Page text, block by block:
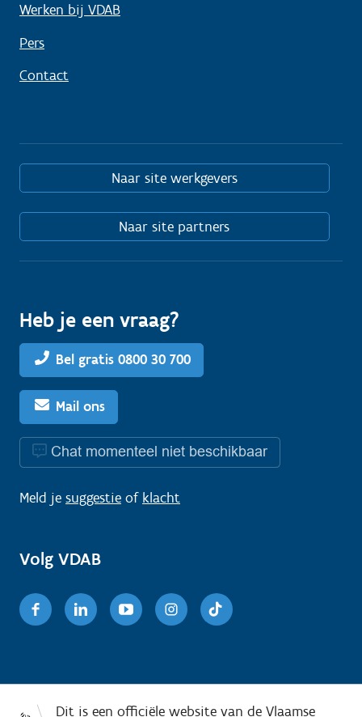
Werken bij VDAB
Pers
Contact
Naar site werkgevers
Naar site partners
Heb je een vraag?
Bel gratis 0800 30 700
Mail ons
Chat momenteel niet beschikbaar
Meld je suggestie of klacht
Volg VDAB
FacebookLinkedinYoutubeInstagram